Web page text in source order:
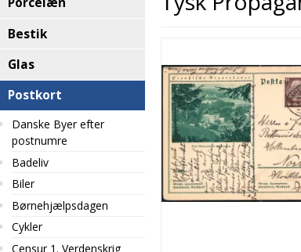
Bestik
Glas
Postkort
Danske Byer efter
postnumre
Badeliv
Biler
Børnehjælpsdagen
Cykler
Censur 1. Verdenskrig